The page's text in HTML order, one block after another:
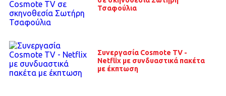
Τσαφούλια
Συνεργασία Cosmote TV -
Netflix με συνδυαστικά πακέτα
με έκπτωση